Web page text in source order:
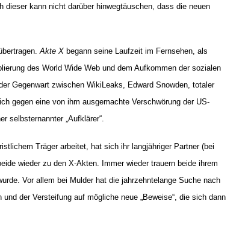
kann nicht darüber hinwegtäuschen, dass die neuen
Akte X begann seine Laufzeit im Fernsehen, als
des World Wide Web und dem Aufkommen der sozialen
Gegenwart zwischen WikiLeaks, Edward Snowden, totaler
gegen eine von ihm ausgemachte Verschwörung der US-
selbsternannter „Aufklärer“.
Träger arbeitet, hat sich ihr langjähriger Partner (bei
wieder zu den X-Akten. Immer wieder trauern beide ihrem
Vor allem bei Mulder hat die jahrzehntelange Suche nach
der Versteifung auf mögliche neue „Beweise“, die sich dann